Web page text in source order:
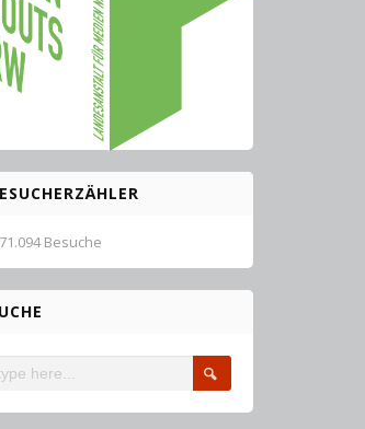
Besuche